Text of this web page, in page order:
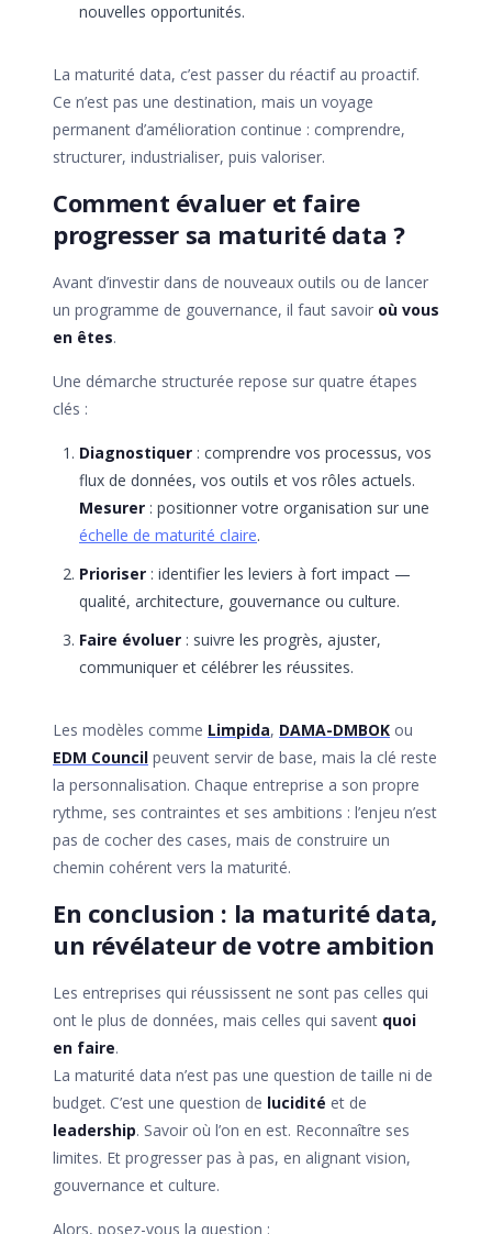
nouvelles opportunités.
La maturité data, c’est passer du réactif au proactif.
Ce n’est pas une destination, mais un voyage
permanent d’amélioration continue : comprendre,
structurer, industrialiser, puis valoriser.
Comment évaluer et faire
progresser sa maturité data ?
Avant d’investir dans de nouveaux outils ou de lancer
un programme de gouvernance, il faut savoir où vous
en êtes.
Une démarche structurée repose sur quatre étapes
clés :
Diagnostiquer : comprendre vos processus, vos
flux de données, vos outils et vos rôles actuels.
Mesurer : positionner votre organisation sur une
échelle de maturité claire.
Prioriser : identifier les leviers à fort impact —
qualité, architecture, gouvernance ou culture.
Faire évoluer : suivre les progrès, ajuster,
communiquer et célébrer les réussites.
Les modèles comme Limpida, DAMA-DMBOK ou
EDM Council peuvent servir de base, mais la clé reste
la personnalisation. Chaque entreprise a son propre
rythme, ses contraintes et ses ambitions : l’enjeu n’est
pas de cocher des cases, mais de construire un
chemin cohérent vers la maturité.
En conclusion : la maturité data,
un révélateur de votre ambition
Les entreprises qui réussissent ne sont pas celles qui
ont le plus de données, mais celles qui savent quoi
en faire.
La maturité data n’est pas une question de taille ni de
budget. C’est une question de lucidité et de
leadership. Savoir où l’on en est. Reconnaître ses
limites. Et progresser pas à pas, en alignant vision,
gouvernance et culture.
Alors, posez-vous la question :